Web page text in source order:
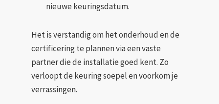
nieuwe keuringsdatum.
Het is verstandig om het onderhoud en de
certificering te plannen via een vaste
partner die de installatie goed kent. Zo
verloopt de keuring soepel en voorkom je
verrassingen.